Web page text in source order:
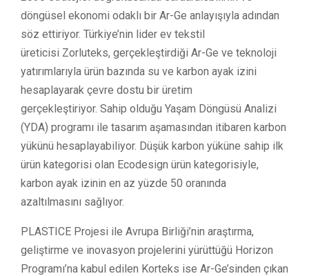
döngüsel ekonomi odaklı bir Ar-Ge anlayışıyla adından
söz ettiriyor. Türkiye’nin lider ev tekstil
üreticisi Zorluteks, gerçekleştirdiği Ar-Ge ve teknoloji
yatırımlarıyla ürün bazında su ve karbon ayak izini
hesaplayarak çevre dostu bir üretim
gerçekleştiriyor. Sahip olduğu Yaşam Döngüsü Analizi
(YDA) programı ile tasarım aşamasından itibaren karbon
yükünü hesaplayabiliyor. Düşük karbon yüküne sahip ilk
ürün kategorisi olan Ecodesign ürün kategorisiyle,
karbon ayak izinin en az yüzde 50 oranında
azaltılmasını sağlıyor.
PLASTICE Projesi ile Avrupa Birliği’nin araştırma,
geliştirme ve inovasyon projelerini yürüttüğü Horizon
Programı’na kabul edilen Korteks ise Ar-Ge’sinden çıkan